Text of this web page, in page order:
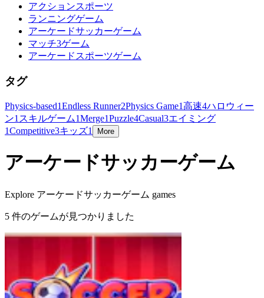
アクションスポーツ
ランニングゲーム
アーケードサッカーゲーム
マッチ3ゲーム
アーケードスポーツゲーム
タグ
Physics-based1Endless Runner2Physics Game1高速4ハロウィー
ン1 スキルゲーム1Merge1Puzzle4Casual3エイミング
1Competitive3キッズ1 More
アーケードサッカーゲーム
Explore アーケードサッカーゲーム games
5 件のゲームが見つかりました